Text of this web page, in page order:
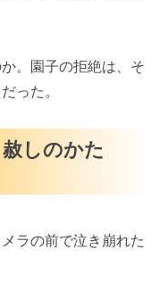
。園子の拒絶は、そ
った。
しのかた
ラの前で泣き崩れた